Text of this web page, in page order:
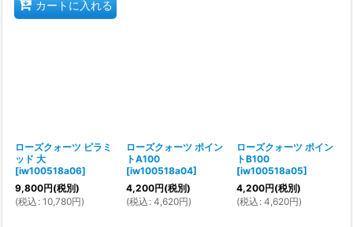
カートに入れる
ローズクォーツ ピラミ
ッド 大
[iw100518a06]
9,800円(税別)
(税込 : 10,780円)
ローズクォーツ ポイン
トA100
[iw100518a04]
4,200円(税別)
(税込 : 4,620円)
ローズクォーツ ポイン
トB100
[iw100518a05]
4,200円(税別)
(税込 : 4,620円)